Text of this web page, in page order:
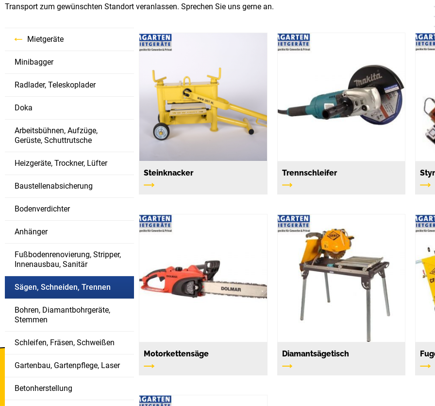
Transport zum gewünschten Standort veranlassen. Sprechen Sie uns gerne an.
Mietgeräte
Minibagger
Radlader, Teleskoplader
Doka
Arbeitsbühnen, Aufzüge,
Gerüste, Schuttrutsche
Heizgeräte, Trockner, Lüfter
Baustellenabsicherung
Bodenverdichter
Anhänger
Fußbodenrenovierung, Stripper,
Innenausbau, Sanitär
Sägen, Schneiden, Trennen
Bohren, Diamantbohrgeräte,
Stemmen
Schleifen, Fräsen, Schweißen
Gartenbau, Gartenpflege, Laser
Betonherstellung
Steinknacker Trennschleifer
Motorkettensäge Diamantsägetisch
Bautrockner